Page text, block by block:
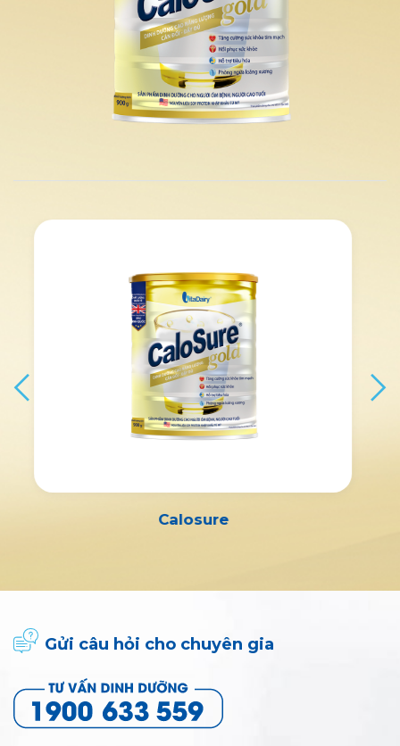
Gluvita
Gửi câu hỏi cho chuyên gia